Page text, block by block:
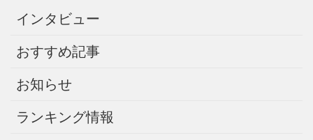
インタビュー
おすすめ記事
お知らせ
ランキング情報